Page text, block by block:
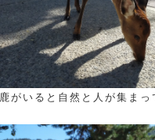
鹿がいると自然と人が集まっ